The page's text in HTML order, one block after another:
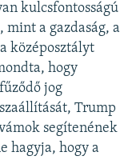
kulcsfontosságú
a gazdaság, a
középosztályt
hogy
jog
Trump
segítenének
hagyja, hogy a